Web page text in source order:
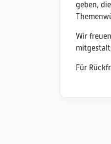
geben,
Wir
Für